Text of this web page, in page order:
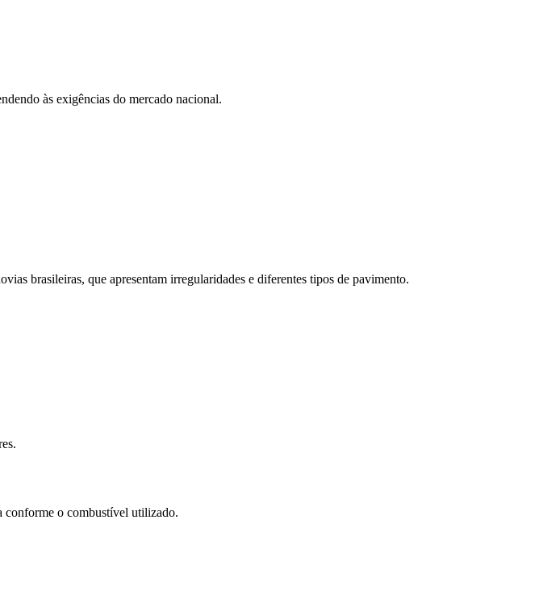
às exigências do mercado nacional.
brasileiras, que apresentam irregularidades e diferentes tipos de pavimento.
o combustível utilizado.